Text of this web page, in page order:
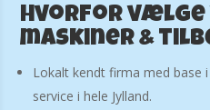
Hvorfor vælge
maskiner &
Lokalt kendt firma med base
service i hele Jylland.